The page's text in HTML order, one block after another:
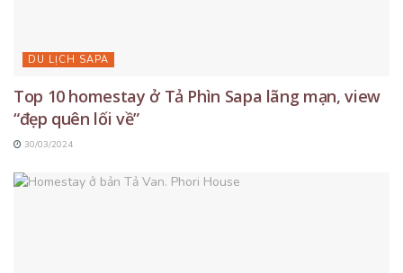
DU LỊCH SAPA
Top 10 homestay ở Tả Phìn Sapa lãng mạn, view
“đẹp quên lối về”
30/03/2024